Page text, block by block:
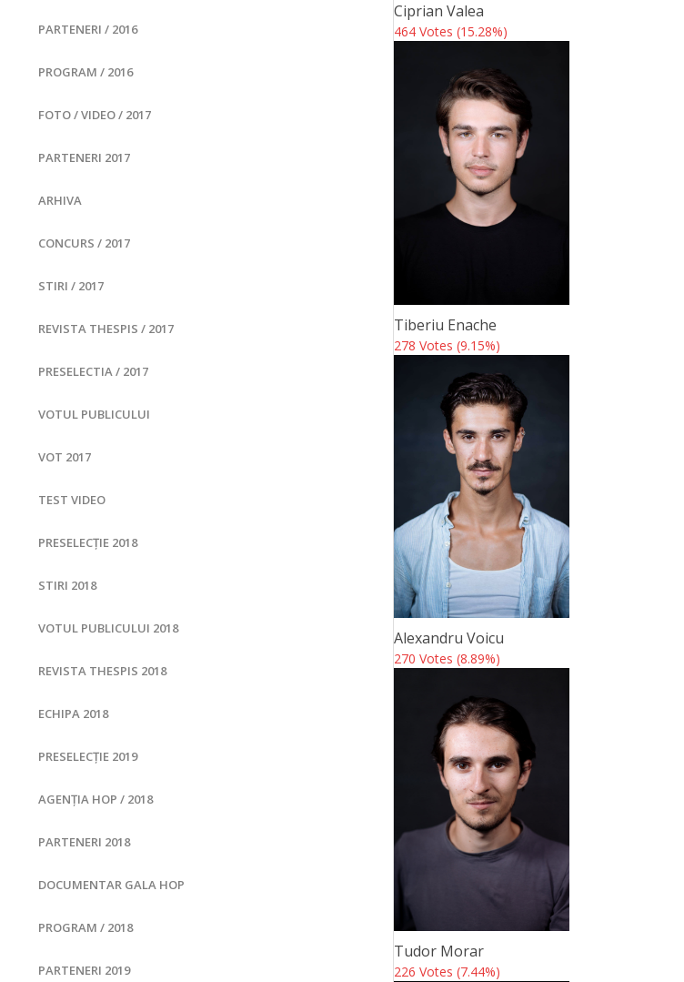
PARTENERI / 2016
PROGRAM / 2016
FOTO / VIDEO / 2017
PARTENERI 2017
ARHIVA
CONCURS / 2017
STIRI / 2017
REVISTA THESPIS / 2017
PRESELECTIA / 2017
VOTUL PUBLICULUI
VOT 2017
TEST VIDEO
PRESELECȚIE 2018
STIRI 2018
VOTUL PUBLICULUI 2018
REVISTA THESPIS 2018
ECHIPA 2018
PRESELECȚIE 2019
AGENȚIA HOP / 2018
PARTENERI 2018
DOCUMENTAR GALA HOP
PROGRAM / 2018
PARTENERI 2019
Ciprian Valea
464 Votes (15.28%)
Tiberiu Enache
278 Votes (9.15%)
Alexandru Voicu
270 Votes (8.89%)
Tudor Morar
226 Votes (7.44%)